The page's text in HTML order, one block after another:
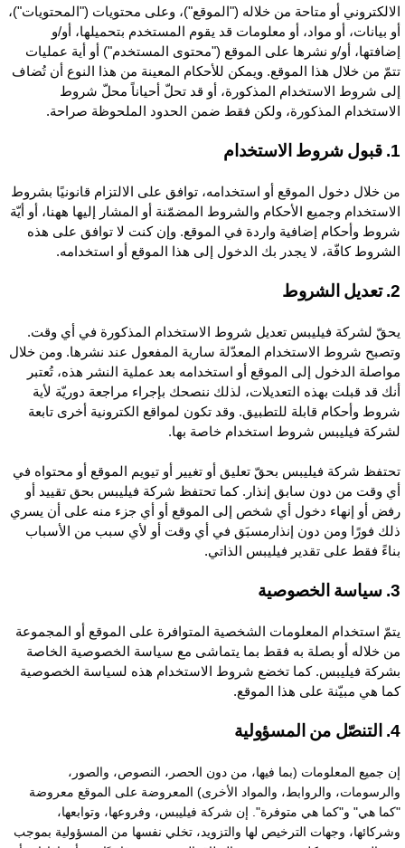
أو متاحة من خلاله ("الموقع")، وعلى محتويات ("المحتويات")،
بيانات، أو مواد، أو معلومات قد يقوم المستخدم بتحميلها، أو/و
أو/و نشرها على الموقع ("محتوى المستخدم") أو أية عمليات
من خلال هذا الموقع. ويمكن للأحكام المعينة من هذا النوع أن تُضاف
شروط الاستخدام المذكورة، أو قد تحلّ أحياناً محلّ شروط
المذكورة، ولكن فقط ضمن الحدود الملحوظة صراحة.
ن خلال دخول الموقع أو استخدامه، توافق على الالتزام قانونيًا بشروط
وجميع الأحكام والشروط المضمّنة أو المشار إليها ههنا، أو أيّة
وأحكام إضافية واردة في الموقع. وإن كنت لا توافق على هذه
كافّة، لا يجدر بك الدخول إلى هذا الموقع أو استخدامه.
لشركة فيليبس تعديل شروط الاستخدام المذكورة في أي وقت.
شروط الاستخدام المعدّلة سارية المفعول عند نشرها. ومن خلال
الدخول إلى الموقع أو استخدامه بعد عملية النشر هذه، تُعتبر
قد قبلت بهذه التعديلات، لذلك ننصحك بإجراء مراجعة دوريّة لأية
وأحكام قابلة للتطبيق. وقد تكون لمواقع الكترونية أخرى تابعة
فيليبس شروط استخدام خاصة بها.
شركة فيليبس بحقّ تعليق أو تغيير أو تيويم الموقع أو محتواه في
وقت من دون سابق إنذار. كما تحتفظ شركة فيليبس بحق تقييد أو
أو إنهاء دخول أي شخص إلى الموقع أو أي جزء منه على أن يسري
فورًا ومن دون إنذارمسبَق في أي وقت أو لأي سبب من الأسباب
فقط على تقدير فيليبس الذاتي.
استخدام المعلومات الشخصية المتوافرة على الموقع أو المجموعة
خلاله أو بصلة به فقط بما يتماشى مع سياسة الخصوصية الخاصة
فيليبس. كما تخضع شروط الاستخدام هذه لسياسة الخصوصية
هي مبيّنة على هذا الموقع.
جميع المعلومات (بما فيها، من دون الحصر، النصوص، والصور،
والروابط، والمواد الأخرى) المعروضة على الموقع معروضة
هي" و"كما هي متوفرة". إن شركة فيليبس، وفروعها، وتوابعها،
وجهات الترخيص لها والتزويد، تخلي نفسها من المسؤولية بموجب